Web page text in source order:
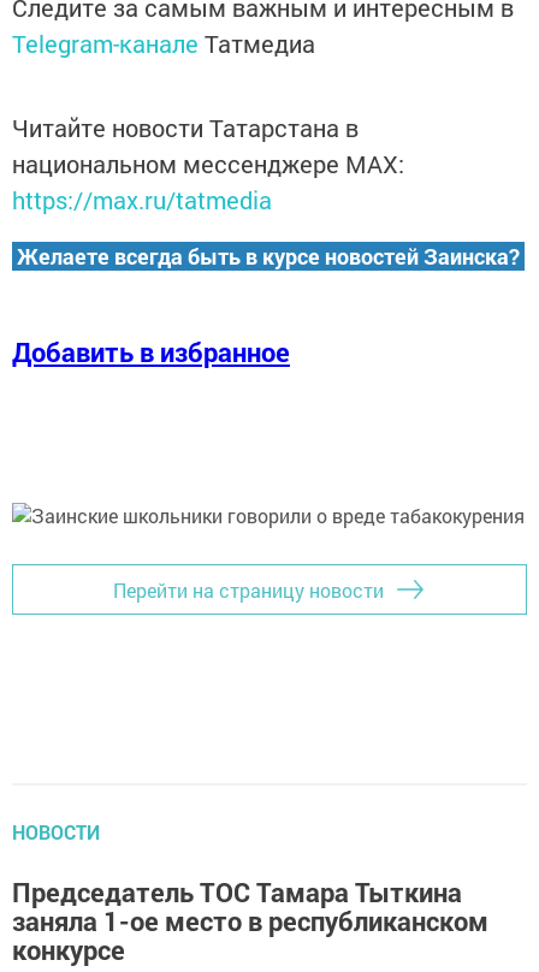
Следите за самым важным и интересным в
Telegram-канале Татмедиа
Читайте новости Татарстана в
национальном мессенджере MАХ:
https://max.ru/tatmedia
Желаете всегда быть в курсе новостей Заинска?
Добавить в избранное
Перейти на страницу новости
НОВОСТИ
Председатель ТОС Тамара Тыткина
заняла 1-ое место в республиканском
конкурсе